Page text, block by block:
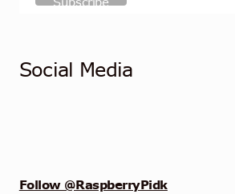
Social Media
Follow @RaspberryPidk